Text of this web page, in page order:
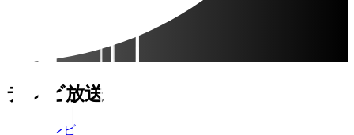
テレビ放送
テレビ